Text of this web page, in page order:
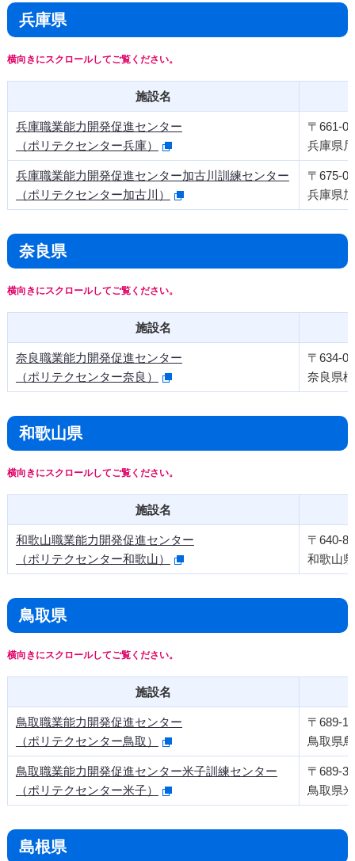
兵庫県
施設名
兵庫職業能力開発促進センター
（ポリテクセンター兵庫）
〒661-
兵庫県
兵庫職業能力開発促進センター加古川訓練センター
（ポリテクセンター加古川）
〒675-
兵庫県
奈良県
施設名
奈良職業能力開発促進センター
（ポリテクセンター奈良）
〒634-
奈良県
和歌山県
施設名
和歌山職業能力開発促進センター
（ポリテクセンター和歌山）
〒640-
和歌山
鳥取県
施設名
鳥取職業能力開発促進センター
（ポリテクセンター鳥取）
〒689-
鳥取県
鳥取職業能力開発促進センター米子訓練センター
（ポリテクセンター米子）
〒689-
鳥取県
島根県